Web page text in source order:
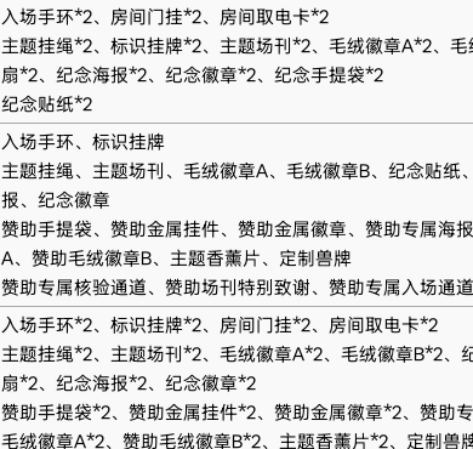
入场手环*2、房间门挂*2、房间取电卡*2
主题挂绳*2、标识挂牌*2、主题场刊*2、毛绒徽章A*2、
扇*2、纪念海报*2、纪念徽章*2、纪念手提袋*2
纪念贴纸*2
入场手环、标识挂牌
主题挂绳、主题场刊、毛绒徽章A、毛绒徽章B、纪念贴纸
报、纪念徽章
赞助手提袋、赞助金属挂件、赞助金属徽章、赞助专属海
A、赞助毛绒徽章B、主题香薰片、定制兽牌
赞助专属核验通道、赞助场刊特别致谢、赞助专属入场通
入场手环*2、标识挂牌*2、房间门挂*2、房间取电卡*2
主题挂绳*2、主题场刊*2、毛绒徽章A*2、毛绒徽章B*2、
扇*2、纪念海报*2、纪念徽章*2
赞助手提袋*2、赞助金属挂件*2、赞助金属徽章*2、赞助
毛绒徽章A*2、赞助毛绒徽章B*2、主题香薰片*2、定制兽